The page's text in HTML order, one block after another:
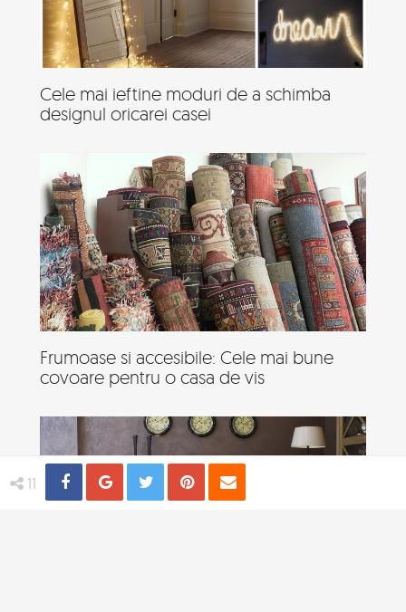
11 Share Distribuie
Tweet Pin
Cele mai ieftine moduri de a schimba
designul oricarei casei
Frumoase si accesibile: Cele mai bune
covoare pentru o casa de vis